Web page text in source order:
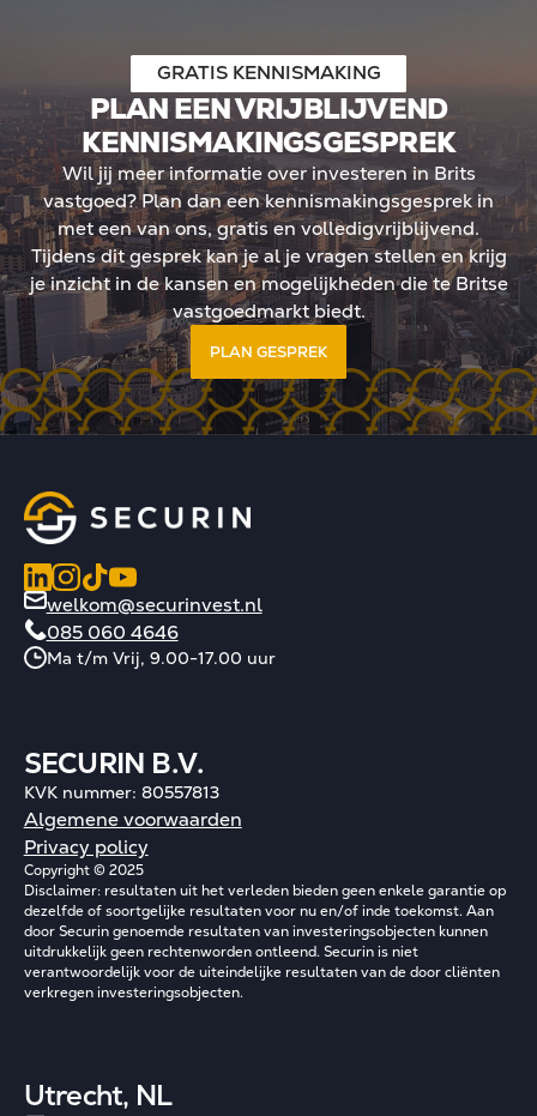
geen jaarlijkse
maar belasting
kern: meer regie, meer
positionering in
GRATIS KENNISMAKING
PLAN EEN VRIJBLIJVEND
KENNISMAKINGSGESPREK
Wil jij meer informatie over investeren in Brits
vastgoed? Plan dan een kennismakingsgesprek in
met een van ons, gratis en volledigvrijblijvend.
Tijdens dit gesprek kan je al je vragen stellen en krijg
je inzicht in de kansen en mogelijkheden die te Britse
vastgoedmarkt biedt.
PLAN GESPREK
welkom@securinvest.nl
085 060 4646
Ma t/m Vrij, 9.00-17.00 uur
SECURIN B.V.
KVK nummer: 80557813
Algemene voorwaarden
Privacy policy
Copyright © 2025
Disclaimer: resultaten uit het verleden bieden geen enkele garantie op
dezelfde of soortgelijke resultaten voor nu en/of inde toekomst. Aan
door Securin genoemde resultaten van investeringsobjecten kunnen
uitdrukkelijk geen rechtenworden ontleend. Securin is niet
verantwoordelijk voor de uiteindelijke resultaten van de door cliënten
verkregen investeringsobjecten.
Utrecht, NL